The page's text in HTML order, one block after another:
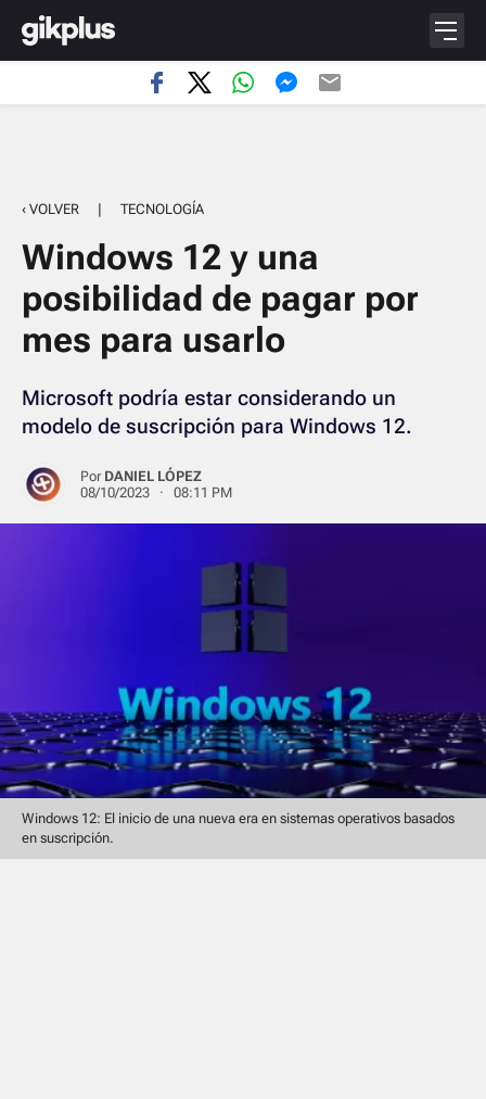
‹ VOLVER | TECNOLOGÍA
Windows 12 y una
posibilidad de pagar por
mes para usarlo
Microsoft podría estar considerando un
modelo de suscripción para Windows 12.
Por DANIEL LÓPEZ
08/10/2023 · 08:11 PM
Windows 12: El inicio de una nueva era en sistemas operativos basados
en suscripción.